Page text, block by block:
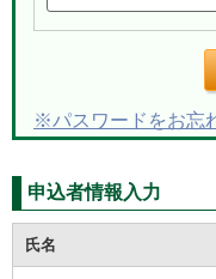
※パスワードをお忘
申込者情報入力
氏名